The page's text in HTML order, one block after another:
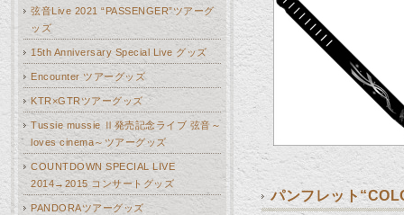
弦音Live 2021 “PASSENGER”ツアーグ
ッズ
15th Anniversary Special Live グッズ
Encounter ツアーグッズ
KTR×GTRツアーグッズ
Tussie mussie Ⅱ発売記念ライブ 弦音～
loves cinema～ツアーグッズ
COUNTDOWN SPECIAL LIVE
2014→2015 コンサートグッズ
PANDORAツアーグッズ
パンフレット